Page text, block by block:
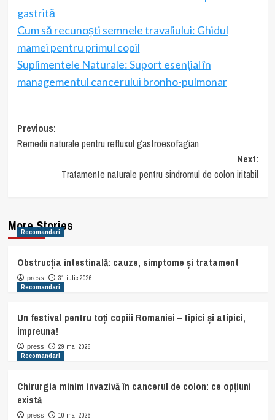
gastrită
Cum să recunoști semnele travaliului: Ghidul
mamei pentru primul copil
Suplimentele Naturale: Suport esențial în
managementul cancerului bronho-pulmonar
Post
navigation
Previous:
Remedii naturale pentru refluxul gastroesofagian
Next:
Tratamente naturale pentru sindromul de colon iritabil
More Stories
Recomandari
Obstrucția intestinală: cauze, simptome și tratament
press
31 iulie 2026
Recomandari
Un festival pentru toți copiii Romaniei – tipici și atipici,
impreuna!
press
29 mai 2026
Recomandari
Chirurgia minim invazivă în cancerul de colon: ce opțiuni
există
press 10 mai 2026